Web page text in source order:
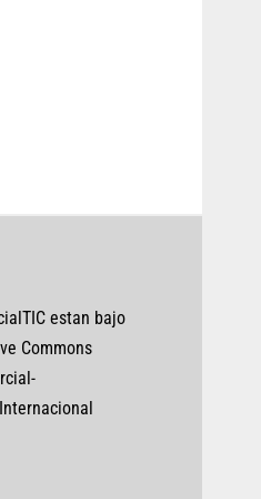
estan bajo
Commons